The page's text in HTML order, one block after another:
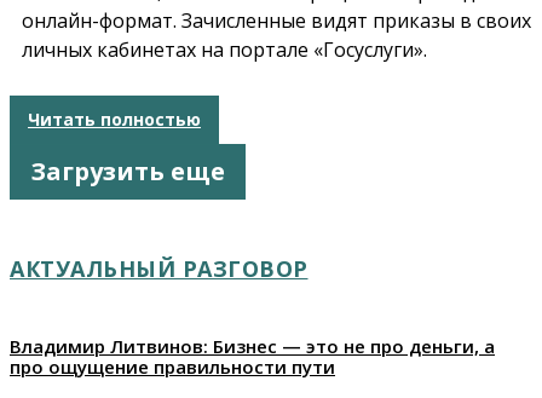
онлайн-формат. Зачисленные видят приказы в своих
личных кабинетах на портале «Госуслуги».
Читать полностью
Загрузить еще
АКТУАЛЬНЫЙ РАЗГОВОР
Владимир Литвинов: Бизнес — это не про деньги, а
про ощущение правильности пути